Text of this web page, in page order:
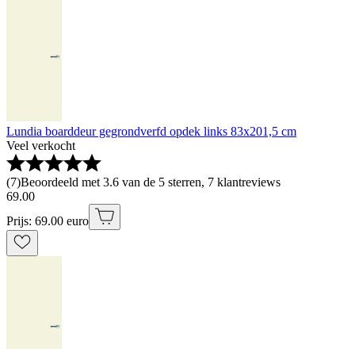
Lundia boarddeur gegrondverfd opdek links 83x201,5 cm
Veel verkocht
(7)Beoordeeld met 3.6 van de 5 sterren, 7 klantreviews
69.00
Prijs: 69.00 euro